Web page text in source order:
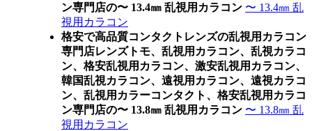
ン専門店の〜 13.4㎜ 乱視用カラコン 〜 13.4㎜ 乱
視用カラコン
格安で高品質コンタクトレンズの乱視用カラコン
専門店レンズトモ、乱視用カラコン、乱視カラコ
ン、格安乱視用カラコン、激安乱視用カラコン、
韓国乱視カラコン、遠視用カラコン、遠視カラコ
ン、乱視用カラーコンタクト、格安乱視用カラコ
ン専門店の〜 13.8㎜ 乱視用カラコン 〜 13.8㎜ 乱
視用カラコン